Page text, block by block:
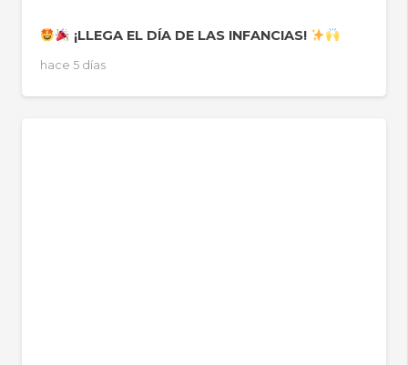
¡LLEGA EL DÍA DE LAS INFANCIAS!
hace 5 días